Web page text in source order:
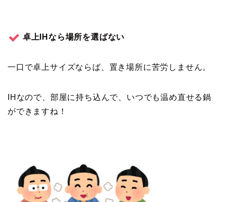
卓上IHなら場所を選ばない
一口で卓上サイズならば、置き場所に苦労しません。
IHなので、部屋に持ち込んで、いつでも温め直せる鍋
ができますね！